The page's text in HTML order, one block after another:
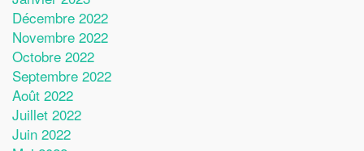
Décembre 2022
Novembre 2022
Octobre 2022
Septembre 2022
Août 2022
Juillet 2022
Juin 2022